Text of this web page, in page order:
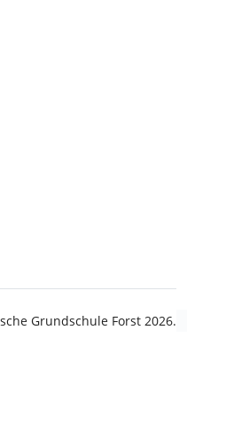
Grundschule Forst 2026.